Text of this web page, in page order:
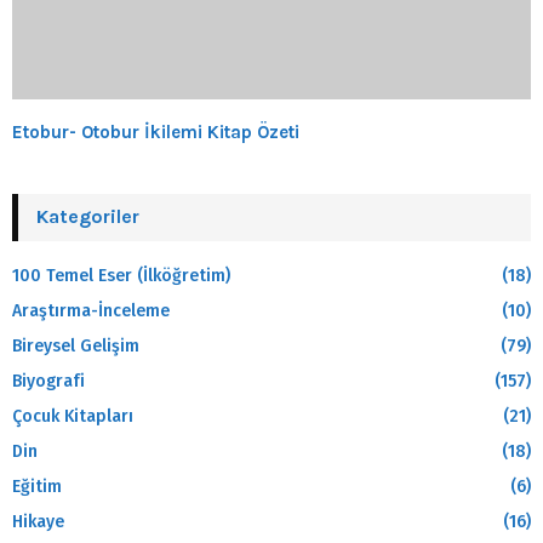
Etobur- Otobur İkilemi Kitap Özeti
Kategoriler
100 Temel Eser (İlköğretim)
(18)
Araştırma-İnceleme
(10)
Bireysel Gelişim
(79)
Biyografi
(157)
Çocuk Kitapları
(21)
Din
(18)
Eğitim
(6)
Hikaye
(16)